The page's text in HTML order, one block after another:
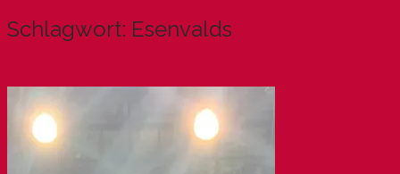
Schlagwort: Esenvalds